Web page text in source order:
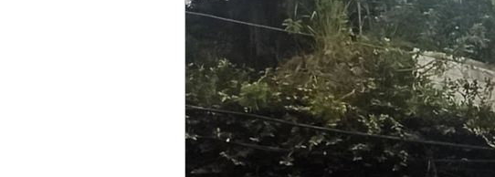
Caturité Conto Memória
Campina Grande Rádio